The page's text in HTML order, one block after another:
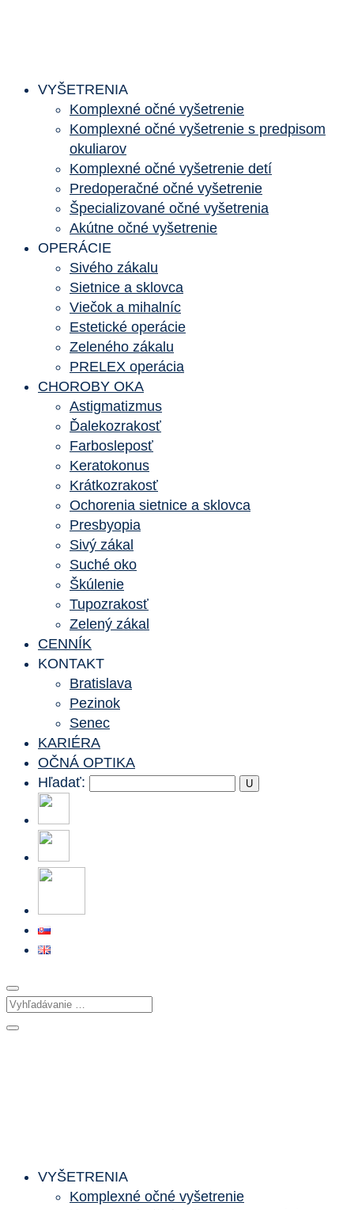
VYŠETRENIA
Komplexné očné vyšetrenie
Komplexné očné vyšetrenie s predpisom
okuliarov
Komplexné očné vyšetrenie detí
Predoperačné očné vyšetrenie
Špecializované očné vyšetrenia
Akútne očné vyšetrenie
OPERÁCIE
Sivého zákalu
Sietnice a sklovca
Viečok a mihalníc
Estetické operácie
Zeleného zákalu
PRELEX operácia
CHOROBY OKA
Astigmatizmus
Ďalekozrakosť
Farbosleposť
Keratokonus
Krátkozrakosť
Ochorenia sietnice a sklovca
Presbyopia
Sivý zákal
Suché oko
Škúlenie
Tupozrakosť
Zelený zákal
CENNÍK
KONTAKT
Bratislava
Pezinok
Senec
KARIÉRA
OČNÁ OPTIKA
Hľadať:
VYŠETRENIA
Komplexné očné vyšetrenie